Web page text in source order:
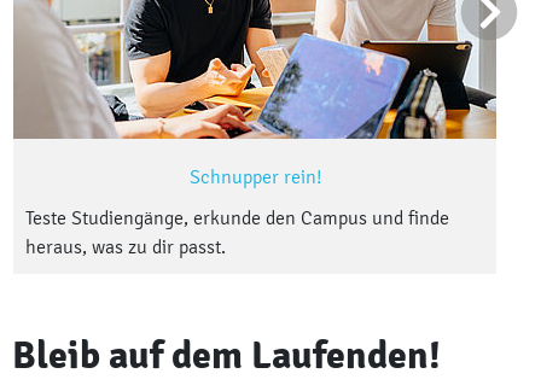
Schnupper rein!
Teste Studiengänge, erkunde den Campus und finde
heraus, was zu dir passt.
Bleib auf dem Laufenden!